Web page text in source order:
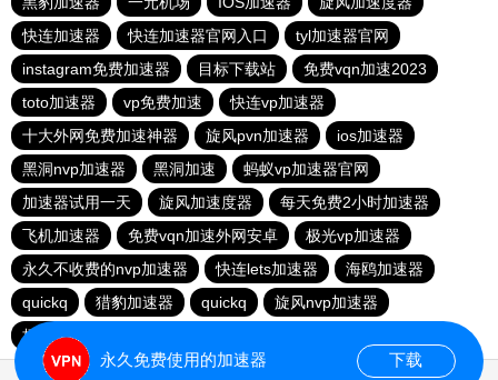
快连加速器
快连加速器官网入口
tyl加速器官网
instagram免费加速器
目标下载站
免费vqn加速2023
toto加速器
vp免费加速
快连vp加速器
十大外网免费加速神器
旋风pvn加速器
ios加速器
黑洞nvp加速器
黑洞加速
蚂蚁vp加速器官网
加速器试用一天
旋风加速度器
每天免费2小时加速器
飞机加速器
免费vqn加速外网安卓
极光vp加速器
永久不收费的nvp加速器
快连lets加速器
海鸥加速器
quickq
猎豹加速器 quickq
旋风nvp加速器
极光vqn官网
永久免费使用的加速器 下载